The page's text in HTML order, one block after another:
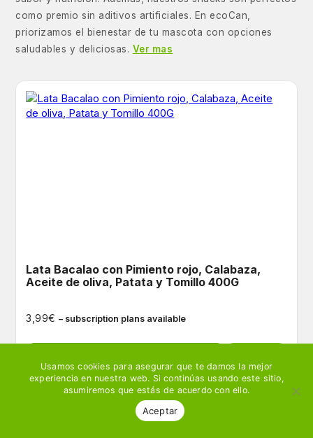
como premio sin aditivos artificiales. En ecoCan,
priorizamos el bienestar de tu mascota con opciones
saludables y deliciosas. Ver mas
Lata Bacalao con Pimiento rojo, Calabaza,
Aceite de oliva, Patata y Tomillo 400G
3,99€ – subscription plans available
Usamos cookies para asegurar que te damos la mejor
experiencia en nuestra web. Si continúas usando este sitio,
asumiremos que estás de acuerdo con ello.
Aceptar